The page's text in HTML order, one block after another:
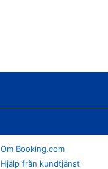
Om Booking.com
Hjälp från kundtjänst